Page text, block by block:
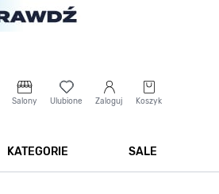
Salony Ulubione Zaloguj Koszyk
KATEGORIE
SALE